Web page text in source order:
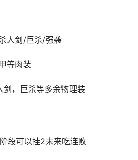
人剑/巨杀/强袭
等肉装
，巨杀等多余物理装
段可以挂2未来吃连败